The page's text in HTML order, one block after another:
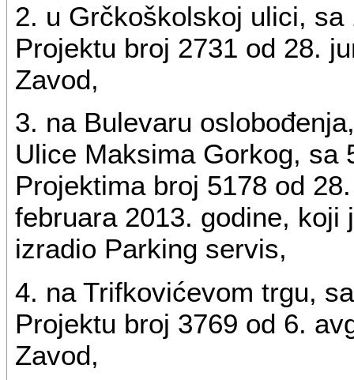
2. u Grčkoškolskoj ulici,
Projektu broj 2731 od 28.
Zavod,
3. na Bulevaru
Ulice Maksima Gorkog, sa
Projektima broj 5178 od
februara 2013. godine,
izradio Parking servis,
4. na Trifkovićevom trgu,
Projektu broj 3769 od 6.
Zavod,